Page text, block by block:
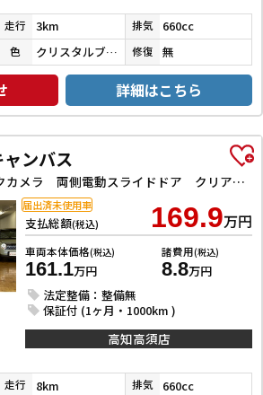
走行 3km 排気 660cc
色 クリスタルブラックパール 修復 無
詳細はこちら
ンバス
ストライプスG バックカメラ 両側電動スライドドア クリアランスソナー 衝突被害軽減システム オートライト LEDヘッドランプ スマートキー アイドリングストップ 電動格納ミラー シートヒーター ベンチシート CVT
支払総額(税込) 169.9万円
車両本体価格(税込)
161.1万円
諸費用(税込)
8.8万円
法定整備：整備無
保証付 (1ヶ月・1000km )
届出済未使用車
高知高須店
走行 8km 排気 660cc